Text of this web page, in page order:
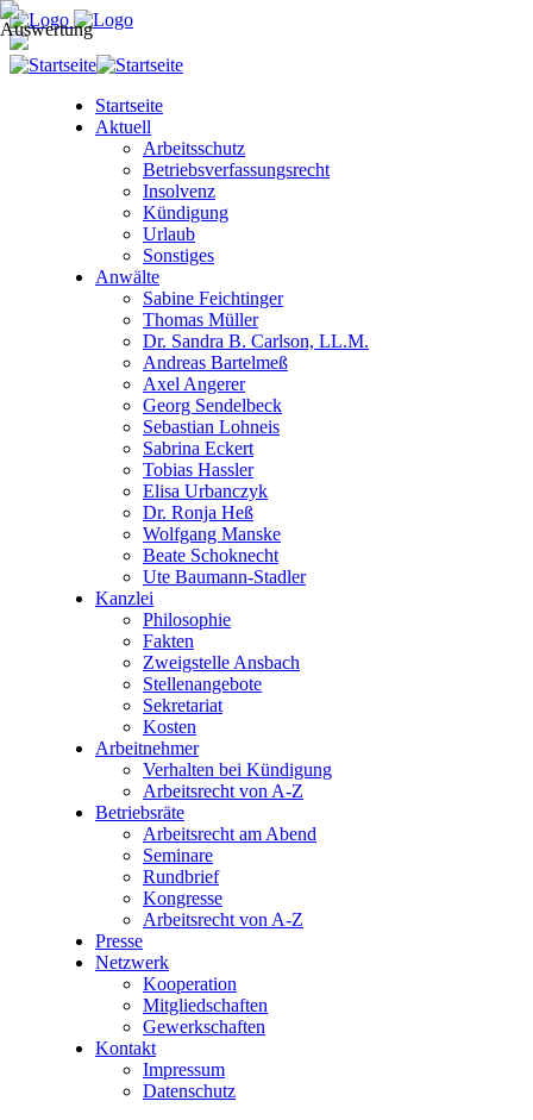
Startseite
Aktuell
Arbeitsschutz
Betriebsverfassungsrecht
Insolvenz
Kündigung
Urlaub
Sonstiges
Anwälte
Sabine Feichtinger
Thomas Müller
Dr. Sandra B. Carlson, LL.M.
Andreas Bartelmeß
Axel Angerer
Georg Sendelbeck
Sebastian Lohneis
Sabrina Eckert
Tobias Hassler
Elisa Urbanczyk
Dr. Ronja Heß
Wolfgang Manske
Beate Schoknecht
Ute Baumann-Stadler
Kanzlei
Philosophie
Fakten
Zweigstelle Ansbach
Stellenangebote
Sekretariat
Kosten
Arbeitnehmer
Verhalten bei Kündigung
Arbeitsrecht von A-Z
Betriebsräte
Arbeitsrecht am Abend
Seminare
Rundbrief
Kongresse
Arbeitsrecht von A-Z
Presse
Netzwerk
Kooperation
Mitgliedschaften
Gewerkschaften
Kontakt
Impressum
Datenschutz